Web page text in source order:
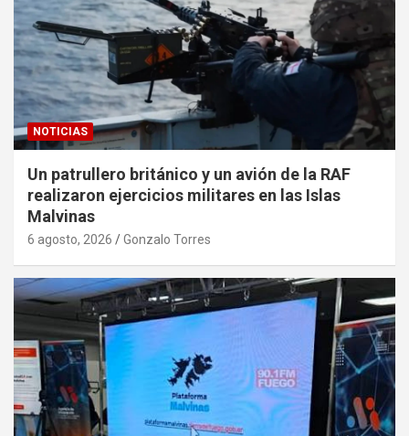
NOTICIAS
Un patrullero británico y un avión de la RAF
realizaron ejercicios militares en las Islas
Malvinas
6 agosto, 2026 Gonzalo Torres